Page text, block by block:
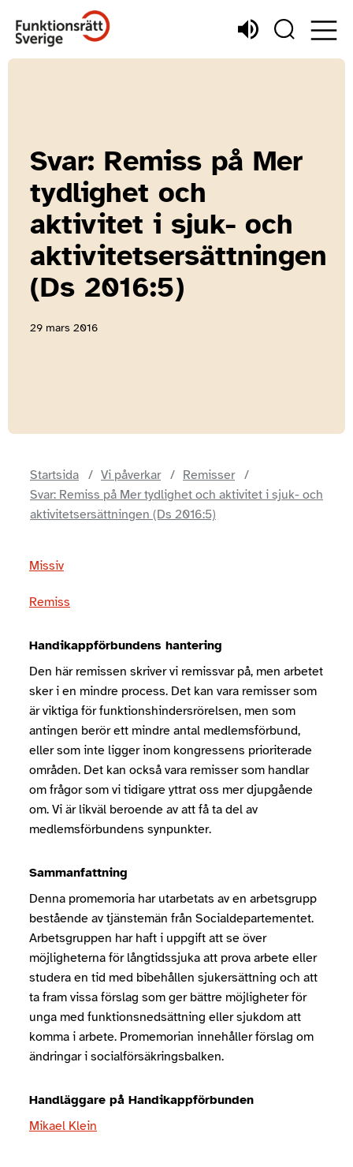
Svar: Remiss på Mer
tydlighet och
aktivitet i sjuk- och
aktivitetsersättningen
(Ds 2016:5)
29 mars 2016
Startsida Vi påverkar
Remisser
Svar: Remiss på Mer tydlighet och aktivitet i sjuk- och
aktivitetsersättningen (Ds 2016:5)
Missiv
Remiss
Handikappförbundens hantering
Den här remissen skriver vi remissvar på, men arbetet
sker i en mindre process. Det kan vara remisser som
är viktiga för funktionshindersrörelsen, men som
antingen berör ett mindre antal medlemsförbund,
eller som inte ligger inom kongressens prioriterade
områden. Det kan också vara remisser som handlar
om frågor som vi tidigare yttrat oss mer djupgående
om. Vi är likväl beroende av att få ta del av
medlemsförbundens synpunkter.
Sammanfattning
Denna promemoria har utarbetats av en arbetsgrupp
bestående av tjänstemän från Socialdepartementet.
Arbetsgruppen har haft i uppgift att se över
möjligheterna för långtidssjuka att prova arbete eller
studera en tid med bibehållen sjukersättning och att
ta fram vissa förslag som ger bättre möjligheter för
unga med funktionsnedsättning eller sjukdom att
komma i arbete. Promemorian innehåller förslag om
ändringar i socialförsäkringsbalken.
Handläggare på Handikappförbunden
Mikael Klein